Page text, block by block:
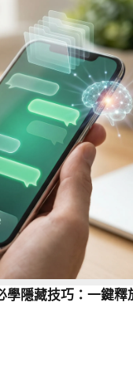
學隱藏技巧：一鍵釋